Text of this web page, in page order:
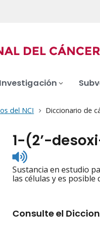
Investigación
del NCI Diccionario de
1-(2’-
Listen
to
pronunciation
Sustancia en estudio
las células y es posible
Consulte el